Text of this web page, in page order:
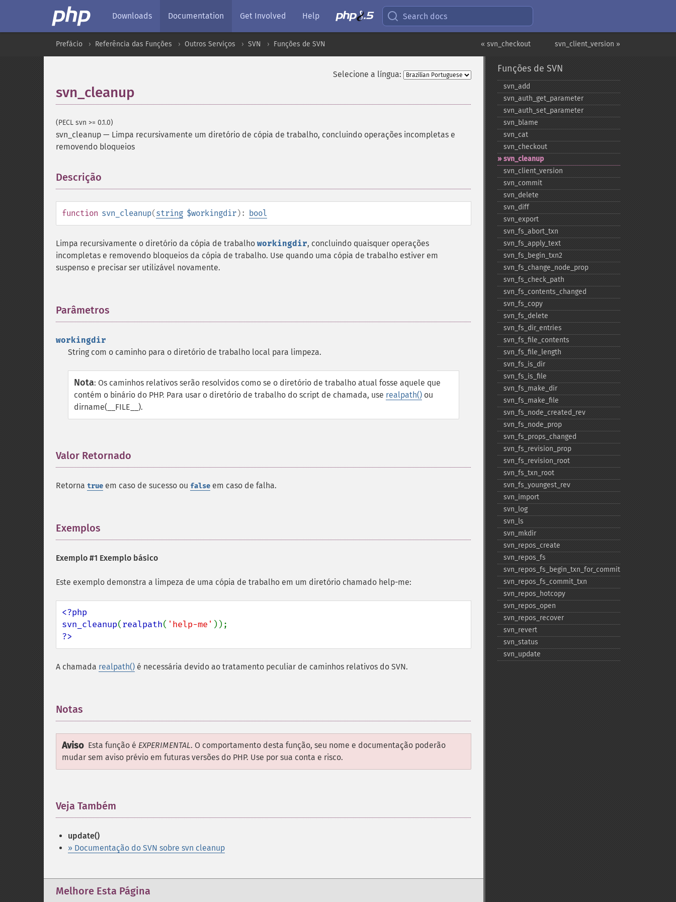
Downloads Documentation Get Involved Help Search docs
svn_client_version »
« svn_checkout
Prefácio Referência das Funções Outros Serviços SVN Funções de SVN
Selecione a língua:
svn_cleanup
(PECL svn >= 0.1.0)
svn_cleanup — Limpa recursivamente um diretório de cópia de trabalho, concluindo operações incompletas e
removendo bloqueios
Descrição
function svn_cleanup(string $workingdir): bool
Limpa recursivamente o diretório da cópia de trabalho workingdir, concluindo quaisquer operações
incompletas e removendo bloqueios da cópia de trabalho. Use quando uma cópia de trabalho estiver em
suspenso e precisar ser utilizável novamente.
Parâmetros
workingdir
String com o caminho para o diretório de trabalho local para limpeza.
Nota: Os caminhos relativos serão resolvidos como se o diretório de trabalho atual fosse aquele que
contém o binário do PHP. Para usar o diretório de trabalho do script de chamada, use realpath() ou
dirname(__FILE__).
Valor Retornado
Retorna true em caso de sucesso ou false em caso de falha.
Exemplos
Exemplo #1 Exemplo básico
Este exemplo demonstra a limpeza de uma cópia de trabalho em um diretório chamado help-me:
<?php
svn_cleanup(realpath( 'help-me'
?>
A chamada realpath() é necessária devido ao tratamento peculiar de caminhos relativos do SVN.
Notas
Aviso Esta função é EXPERIMENTAL. O comportamento desta função, seu nome e documentação poderão
mudar sem aviso prévio em futuras versões do PHP. Use por sua conta e risco.
Veja Também
update()
» Documentação do SVN sobre svn cleanup
Melhore Esta Página
Funções de SVN
svn_​add
svn_​auth_​get_​parameter
svn_​auth_​set_​parameter
svn_​blame
svn_​cat
svn_​checkout
svn_​cleanup
svn_​client_​version
svn_​commit
svn_​delete
svn_​diff
svn_​export
svn_​fs_​abort_​txn
svn_​fs_​apply_​text
svn_​fs_​begin_​txn2
svn_​fs_​change_​node_​prop
svn_​fs_​check_​path
svn_​fs_​contents_​changed
svn_​fs_​copy
svn_​fs_​delete
svn_​fs_​dir_​entries
svn_​fs_​file_​contents
svn_​fs_​file_​length
svn_​fs_​is_​dir
svn_​fs_​is_​file
svn_​fs_​make_​dir
svn_​fs_​make_​file
svn_​fs_​node_​created_​rev
svn_​fs_​node_​prop
svn_​fs_​props_​changed
svn_​fs_​revision_​prop
svn_​fs_​revision_​root
svn_​fs_​txn_​root
svn_​fs_​youngest_​rev
svn_​import
svn_​log
svn_​ls
svn_​mkdir
svn_​repos_​create
svn_​repos_​fs
svn_​repos_​fs_​begin_​txn_​for_​commit
svn_​repos_​fs_​commit_​txn
svn_​repos_​hotcopy
svn_​repos_​open
svn_​repos_​recover
svn_​revert
svn_​status
svn_​update